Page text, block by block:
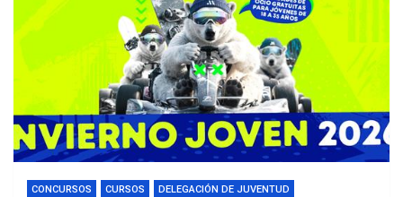
CONCURSOS CURSOS
DELEGACIÓN DE JUVENTUD